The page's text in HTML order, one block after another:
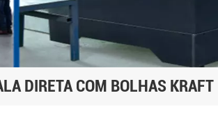
DIRETA COM BOLHAS KRAFT